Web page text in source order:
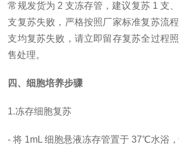
常规发货为 2 支冻存管，建议复苏 1 支
支复苏失败，严格按照厂家标准复苏流
支均复苏失败，请立即留存复苏全过程
售处理。
四、细胞培养步骤
1.冻存细胞复苏
- 将 1mL 细胞悬液冻存管置于 37℃水浴，